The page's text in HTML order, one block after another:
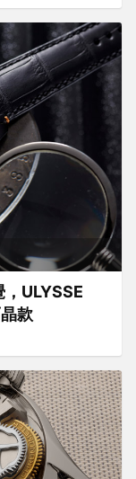
ULYSSE
款